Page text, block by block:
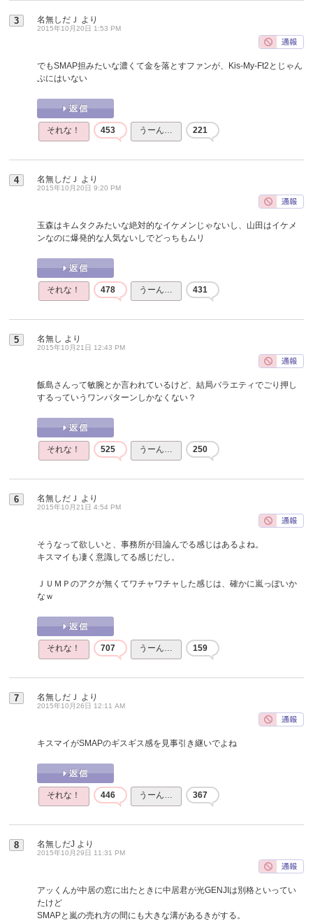
3 名無しだＪ より
2015年10月20日 1:53 PM
でもSMAP担みたいな濃くて金を落とすファンが、Kis-My-Ft2とじゃん
ぷにはいない
それな！ 453 うーん… 221
4 名無しだＪ より
2015年10月20日 9:20 PM
玉森はキムタクみたいな絶対的なイケメンじゃないし、山田はイケメ
ンなのに爆発的な人気ないしでどっちもムリ
それな！ 478 うーん… 431
5 名無し より
2015年10月21日 12:43 PM
飯島さんって敏腕とか言われているけど、結局バラエティでごり押し
するっていうワンパターンしかなくない？
それな！ 525 うーん… 250
6 名無しだＪ より
2015年10月21日 4:54 PM
そうなって欲しいと、事務所が目論んでる感じはあるよね。
キスマイも凄く意識してる感じだし。
ＪＵＭＰのアクが無くてワチャワチャした感じは、確かに嵐っぽいか
なｗ
それな！ 707 うーん… 159
7 名無しだＪ より
2015年10月26日 12:11 AM
キスマイがSMAPのギスギス感を見事引き継いでよね
それな！ 446 うーん… 367
8 名無しだJ より
2015年10月29日 11:31 PM
アッくんが中居の窓に出たときに中居君が光GENJIは別格といってい
たけど
SMAPと嵐の売れ方の間にも大きな溝があるきがする。